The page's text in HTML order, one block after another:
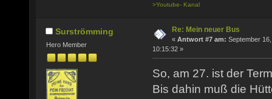
>Youtube- Kanal
Surströmming
Hero Member
Re: Mein neuer Bus
« Antwort #7 am: September
10:15:32 »
So, am 27. ist der
Bis dahin muß die